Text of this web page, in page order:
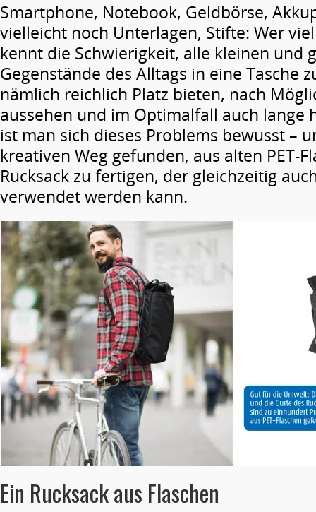
Smartphone, Notebook, Geldbörse,
vielleicht noch Unterlagen, Stifte: Wer
kennt die Schwierigkeit, alle kleinen und
Gegenstände des Alltags in eine Tasche
nämlich reichlich Platz bieten, nach
aussehen und im Optimalfall auch lange
ist man sich dieses Problems bewusst –
kreativen Weg gefunden, aus alten PET-
Rucksack zu fertigen, der gleichzeitig
verwendet werden kann.
Ein Rucksack aus Flaschen